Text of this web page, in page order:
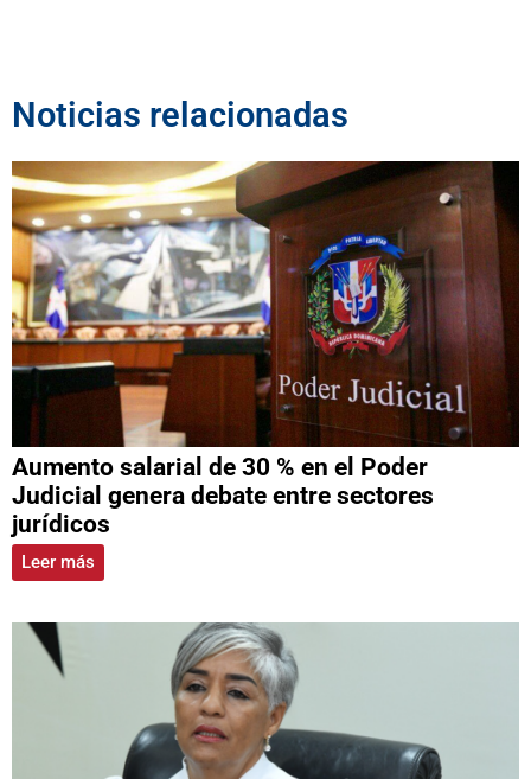
Noticias relacionadas
Aumento salarial de 30 % en el Poder
Judicial genera debate entre sectores
jurídicos
Leer más